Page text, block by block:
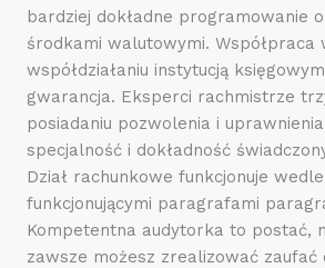
bardziej dokładne programowanie
środkami walutowymi. Współpraca
współdziałaniu instytucją
gwarancja. Eksperci rachmistrze
posiadaniu pozwolenia i
specjalność i dokładność
Dział rachunkowe funkcjonuje
funkcjonującymi paragrafami
Kompetentna audytorka to postać,
zawsze możesz zrealizować zaufać